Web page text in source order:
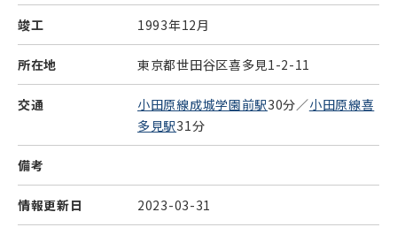
竣工 1993年12月
所在地 東京都世田谷区喜多見1-2-11
交通 小田原線成城学園前駅30分／小田原線喜
多見駅31分
備考
情報更新日 2023-03-31